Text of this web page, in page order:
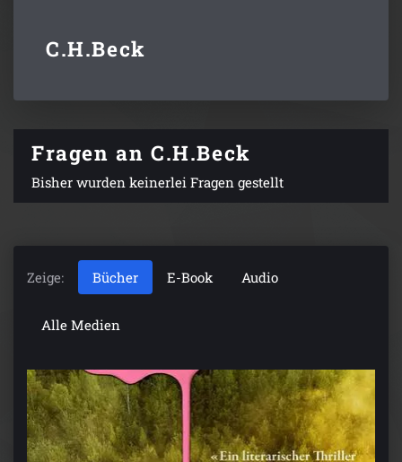
C.H.Beck
Fragen an C.H.Beck
Bisher wurden keinerlei Fragen gestellt
Zeige: Bücher E-Book Audio
Alle Medien